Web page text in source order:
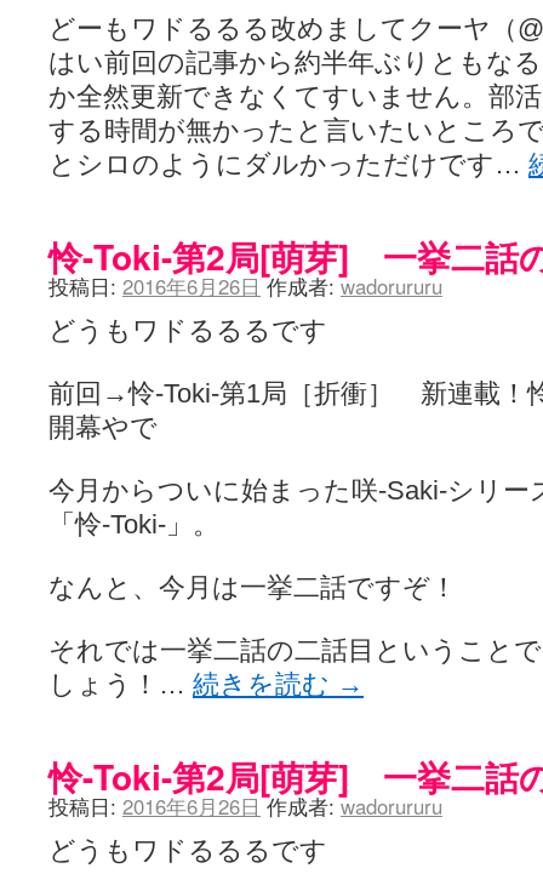
どーもワドるるる改めましてクーヤ（
はい前回の記事から約半年ぶりともな
か全然更新できなくてすいません。部
する時間が無かったと言いたいところ
とシロのようにダルかっただけです…
怜-Toki-第2局[萌芽] 一挙二話
投稿日: 2016年6月26日 作成者: wadorururu
どうもワドるるるです
前回→怜-Toki-第1局［折衝］ 新連載！
開幕やで
今月からついに始まった咲-Saki-シリー
「怜-Toki-」。
なんと、今月は一挙二話ですぞ！
それでは一挙二話の二話目ということ
しょう！… 続きを読む →
怜-Toki-第2局[萌芽] 一挙二話
投稿日: 2016年6月26日 作成者: wadorururu
どうもワドるるるです